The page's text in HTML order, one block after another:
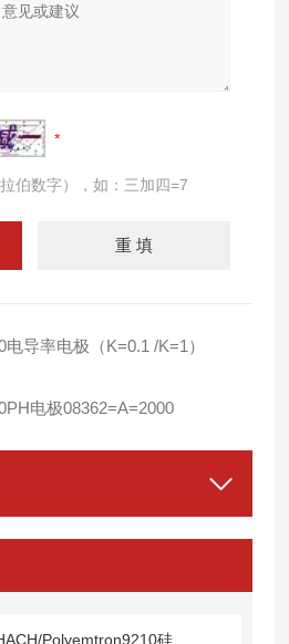
伯数字），如：三加四=7
导率电极（K=0.1 /K=1）
电极08362=A=2000